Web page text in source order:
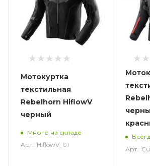
Мотокуртка
текстильная
Rebelhorn HiflowV
черный
Много на складе
Арт.: HiflowV_01
Арт.: